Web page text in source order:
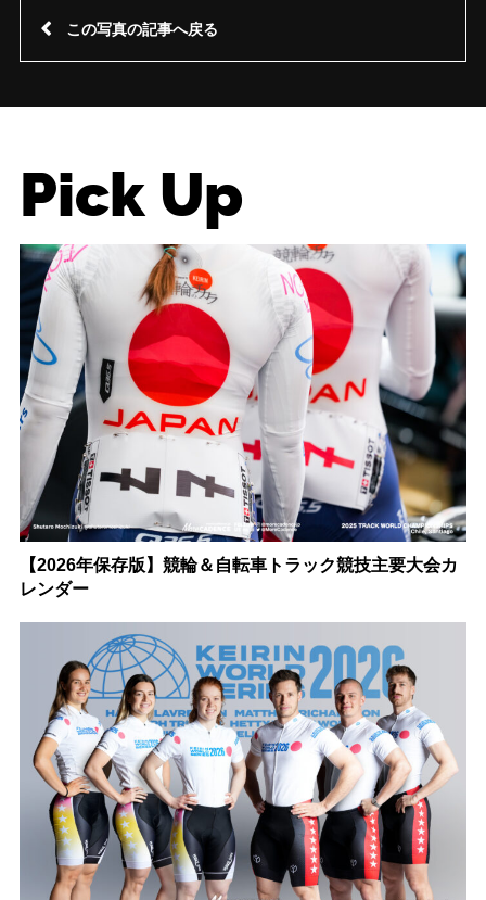
この写真の記事へ戻る
Pick Up
【2026年保存版】競輪＆自転車トラック競技主要大会カ
レンダー